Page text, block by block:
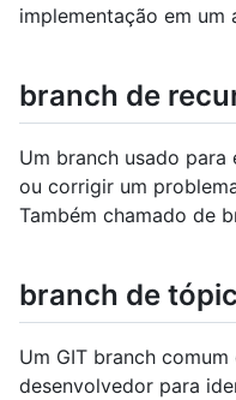
implementação em um
branch de
Um branch usado
ou corrigir um
Também chamado de
branch de
Um GIT branch
desenvolvedor para